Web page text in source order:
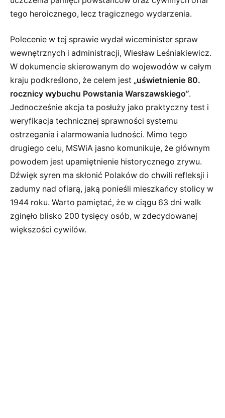
tego heroicznego, lecz tragicznego wydarzenia.
Polecenie w tej sprawie wydał wiceminister spraw
wewnętrznych i administracji, Wiesław Leśniakiewicz.
W dokumencie skierowanym do wojewodów w całym
kraju podkreślono, że celem jest „uświetnienie 80.
rocznicy wybuchu Powstania Warszawskiego”.
Jednocześnie akcja ta posłuży jako praktyczny test i
weryfikacja technicznej sprawności systemu
ostrzegania i alarmowania ludności. Mimo tego
drugiego celu, MSWiA jasno komunikuje, że głównym
powodem jest upamiętnienie historycznego zrywu.
Dźwięk syren ma skłonić Polaków do chwili refleksji i
zadumy nad ofiarą, jaką ponieśli mieszkańcy stolicy w
1944 roku. Warto pamiętać, że w ciągu 63 dni walk
zginęło blisko 200 tysięcy osób, w zdecydowanej
większości cywilów.